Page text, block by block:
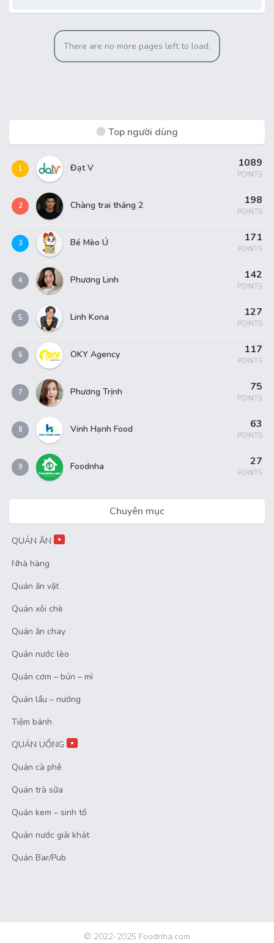
There are no more pages left to load.
Top người dùng
1 Đạt V 1089
POINTS
2 Chàng trai tháng 2 198
POINTS
3 Bé Mèo Ú 171
POINTS
4 Phương Linh 142
POINTS
5 Linh Kona 127
POINTS
6 OKY Agency 117
POINTS
7 Phương Trịnh 75
POINTS
8 Vinh Hạnh Food 63
POINTS
9 Foodnha 27
POINTS
Chuyên mục
QUÁN ĂN ★
Nhà hàng
Quán ăn vặt
Quán xôi chè
Quán ăn chay
Quán nước lèo
Quán cơm – bún – mì
Quán lẩu – nướng
Tiệm bánh
QUÁN UỐNG
★
Quán cà phê
Quán trà sữa
Quán kem – sinh tố
Quán nước giải khát
Quán Bar/Pub
© 2022-2025 Foodnha.com